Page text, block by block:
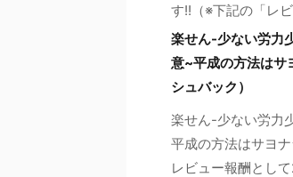
す!!（※下記の「レ
楽せん-少ない労力
意~平成の方法はサ
シュバック）
楽せん-少ない労力
平成の方法はサヨ
レビュー報酬とし